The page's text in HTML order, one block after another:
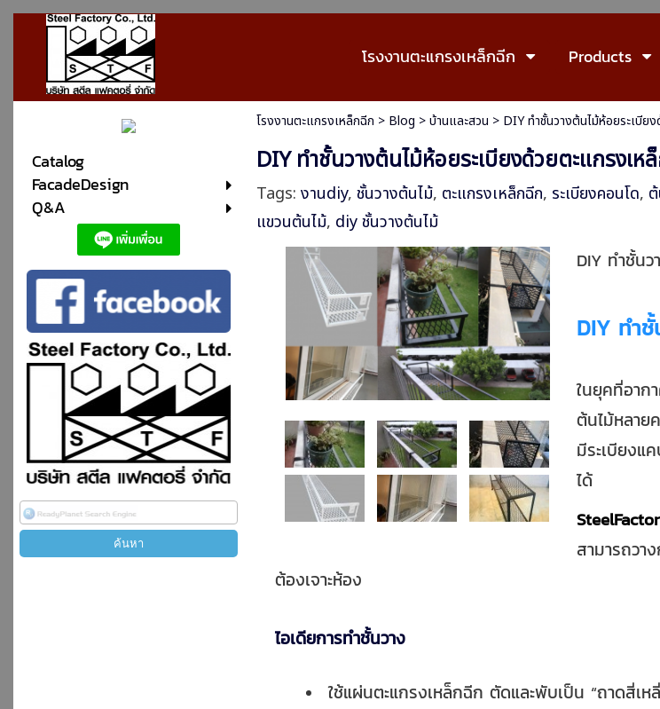
โรงงานตะแกรงเหล็กฉีก Products
Catalog
FacadeDesign
Q&A
โรงงานตะแกรงเหล็กฉีก > Blog >บ้านและสวน > DIY ทำชั้นวางต้นไม้ห้อยระเบีย
DIY ทำชั้นวางต้นไม้ห้อยระเบียงด้วยตะแกรงเห
Tags: งานdiy, ชั้นวางต้นไม้, ตะแกรงเหล็กฉีก, ระเบียงคอนโด,
แขวนต้นไม้, diy ชั้นวางต้นไม้
DIY ทำชั้น
DIY ทำ
ในยุคที่อาก
ต้นไม้หลาย
มีระเบียงแ
ได้
สามารถวา
ต้องเจาะห้อง
ไอเดียการทำชั้นวาง
ใช้แผ่นตะแกรงเหล็กฉีก ตัดและพับเป็น “ถาดสี่เ